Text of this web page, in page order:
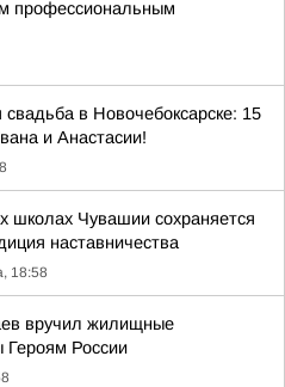
профессиональным
свадьба в Новочебоксарске: 15
и Анастасии!
школах Чувашии сохраняется
наставничества
18:58
вручил жилищные
Героям России